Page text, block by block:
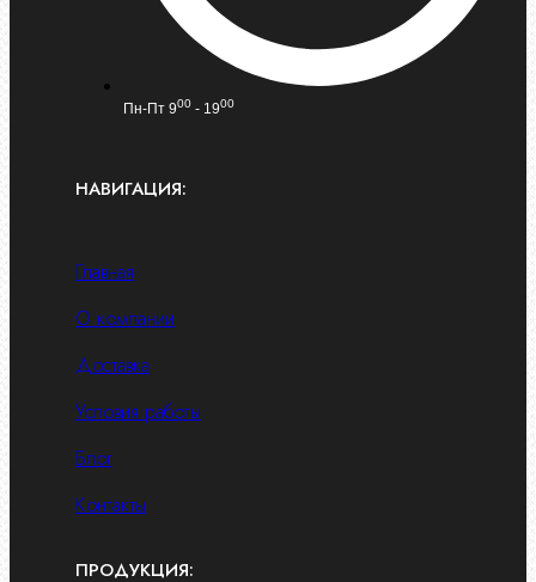
Пн-Пт 900 - 1900
НАВИГАЦИЯ:
Главная
О компании
Доставка
Условия работы
Блог
Контакты
ПРОДУКЦИЯ: